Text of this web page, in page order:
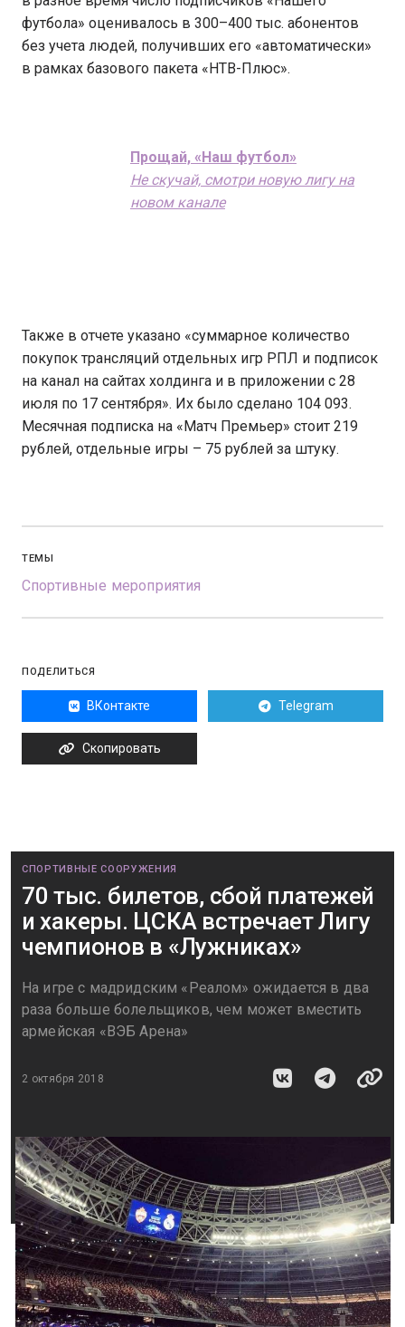
футбола» оценивалось в 300–400 тыс. абонентов
без учета людей, получивших его «автоматически»
в рамках базового пакета «НТВ-Плюс».
Прощай, «Наш футбол»
Не скучай, смотри новую лигу на
новом канале
Также в отчете указано «суммарное количество
покупок трансляций отдельных игр РПЛ и подписок
на канал на сайтах холдинга и в приложении с 28
июля по 17 сентября». Их было сделано 104 093.
Месячная подписка на «Матч Премьер» стоит 219
рублей, отдельные игры – 75 рублей за штуку.
ТЕМЫ
Спортивные мероприятия
ПОДЕЛИТЬСЯ
ВКонтакте Telegram
Скопировать
СПОРТИВНЫЕ СООРУЖЕНИЯ
70 тыс. билетов, сбой платежей
и хакеры. ЦСКА встречает Лигу
чемпионов в «Лужниках»
На игре с мадридским «Реалом» ожидается в два
раза больше болельщиков, чем может вместить
армейская «ВЭБ Арена»
2 октября 2018